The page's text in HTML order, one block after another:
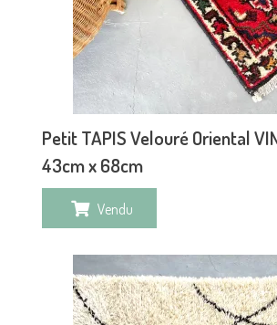
Petit TAPIS Velouré Oriental
43cm x 68cm
Vendu